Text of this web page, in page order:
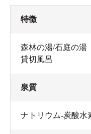
特徴
森林の湯/石庭の
貸切風呂
泉質
ナトリウム-炭酸水